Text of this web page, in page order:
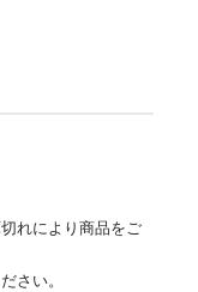
れにより商品をご
さい。